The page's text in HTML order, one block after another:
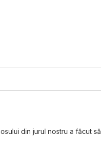
din jurul nostru a făcut să